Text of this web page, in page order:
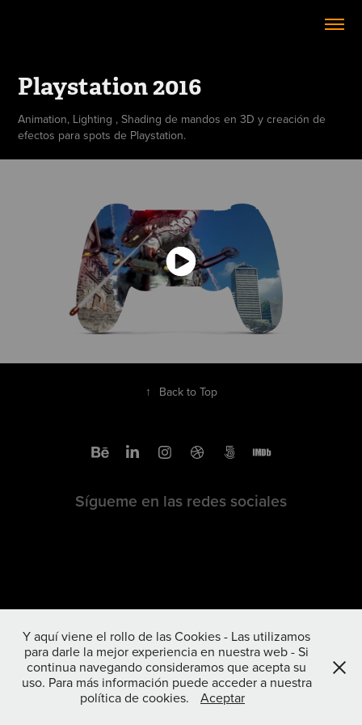
Playstation 2016
Animation, Lighting , Shading de mandos en 3D y creación de
efectos para spots de Playstation.
↑ Back to Top
Sígueme en las redes sociales
Y aquí viene el rollo de las Cookies - Las utilizamos
para darle la mejor experiencia en nuestra web - Si
continua navegando consideramos que acepta su
uso. Para más información puede acceder a nuestra
política de cookies.
Aceptar